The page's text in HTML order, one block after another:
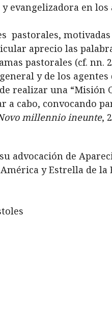
evangelizadora en los
pastorales,
aprecio las
pastorales (cf. nn.
y de los
realizar una “Misión
cabo, convocando
millennio ineunte,
advocación de
y Estrella de